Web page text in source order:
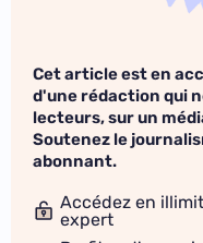
Cet article est en
d'une rédaction qui
lecteurs, sur un
Soutenez le
abonnant.
Accédez en
expert